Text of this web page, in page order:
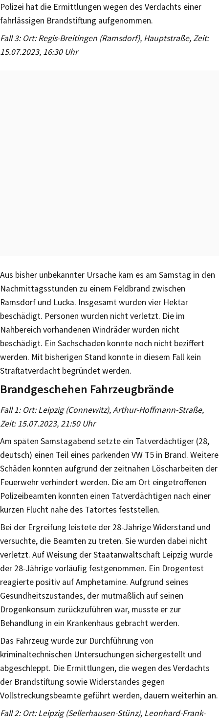
Polizei hat die Ermittlungen wegen des Verdachts einer
fahrlässigen Brandstiftung aufgenommen.
Fall 3: Ort: Regis-Breitingen (Ramsdorf), Hauptstraße, Zeit:
15.07.2023, 16:30 Uhr
Aus bisher unbekannter Ursache kam es am Samstag in den
Nachmittagsstunden zu einem Feldbrand zwischen
Ramsdorf und Lucka. Insgesamt wurden vier Hektar
beschädigt. Personen wurden nicht verletzt. Die im
Nahbereich vorhandenen Windräder wurden nicht
beschädigt. Ein Sachschaden konnte noch nicht beziffert
werden. Mit bisherigen Stand konnte in diesem Fall kein
Straftatverdacht begründet werden.
Brandgeschehen Fahrzeugbrände
Fall 1: Ort: Leipzig (Connewitz), Arthur-Hoffmann-Straße,
Zeit: 15.07.2023, 21:50 Uhr
Am späten Samstagabend setzte ein Tatverdächtiger (28,
deutsch) einen Teil eines parkenden VW T5 in Brand. Weitere
Schäden konnten aufgrund der zeitnahen Löscharbeiten der
Feuerwehr verhindert werden. Die am Ort eingetroffenen
Polizeibeamten konnten einen Tatverdächtigen nach einer
kurzen Flucht nahe des Tatortes feststellen.
Bei der Ergreifung leistete der 28-Jährige Widerstand und
versuchte, die Beamten zu treten. Sie wurden dabei nicht
verletzt. Auf Weisung der Staatanwaltschaft Leipzig wurde
der 28-Jährige vorläufig festgenommen. Ein Drogentest
reagierte positiv auf Amphetamine. Aufgrund seines
Gesundheitszustandes, der mutmaßlich auf seinen
Drogenkonsum zurückzuführen war, musste er zur
Behandlung in ein Krankenhaus gebracht werden.
Das Fahrzeug wurde zur Durchführung von
kriminaltechnischen Untersuchungen sichergestellt und
abgeschleppt. Die Ermittlungen, die wegen des Verdachts
der Brandstiftung sowie Widerstandes gegen
Vollstreckungsbeamte geführt werden, dauern weiterhin an.
Fall 2: Ort: Leipzig (Sellerhausen-Stünz), Leonhard-Frank-